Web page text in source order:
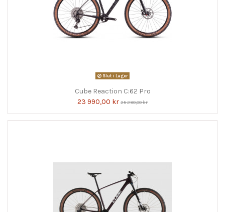
Slut i Lager
Cube Reaction C:62 Pro
23 990,00 kr 25 290,00 kr